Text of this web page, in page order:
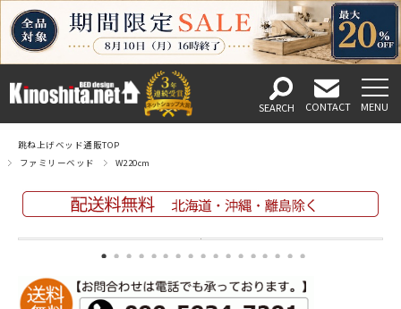
跳ね上げベッド通販TOP
ファミリーベッド
W220cm